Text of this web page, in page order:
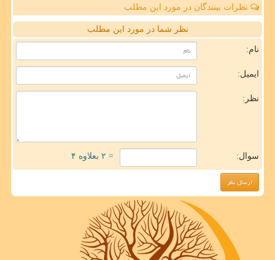
نظرات بینندگان در مورد این مطلب
نظر شما در مورد این مطلب
نام:
ایمیل:
نظر:
سوال: = ۲ بعلاوه ۴